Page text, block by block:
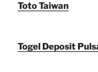
Toto Taiwan
Togel Deposit